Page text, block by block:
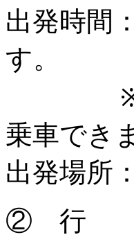
出発時間
す。
※ 時間
乗車でき
出発場所
② 行